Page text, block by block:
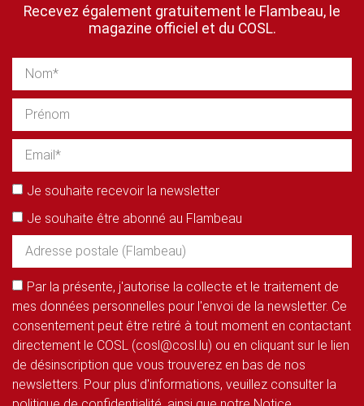
Recevez également gratuitement le Flambeau, le
magazine officiel et du COSL.
Je souhaite recevoir la newsletter
Je souhaite être abonné au Flambeau
Par la présente, j'autorise la collecte et le traitement de
mes données personnelles pour l'envoi de la newsletter. Ce
consentement peut être retiré à tout moment en contactant
directement le COSL (cosl@cosl.lu) ou en cliquant sur le lien
de désinscription que vous trouverez en bas de nos
newsletters. Pour plus d'informations, veuillez consulter la